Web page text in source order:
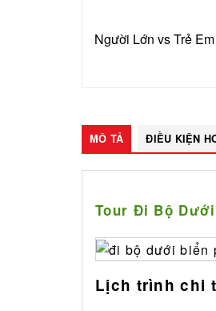
Người Lớn vs Trẻ
MÔ TẢ ĐIỀU KIỆN
Tour Đi Bộ
Lịch trình chi